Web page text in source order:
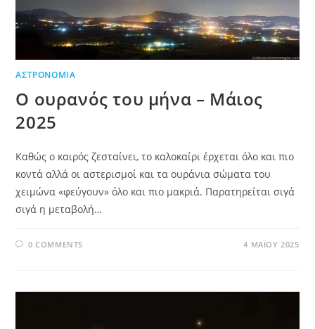
ΑΣΤΡΟΝΟΜΊΑ
Ο ουρανός του μήνα – Μάιος
2025
Καθώς ο καιρός ζεσταίνει, το καλοκαίρι έρχεται όλο και πιο
κοντά αλλά οι αστερισμοί και τα ουράνια σώματα του
χειμώνα «φεύγουν» όλο και πιο μακριά. Παρατηρείται σιγά
σιγά η μεταβολή…
0 COMMENTS 4 ΜΑΪ́ΟΥ 2025